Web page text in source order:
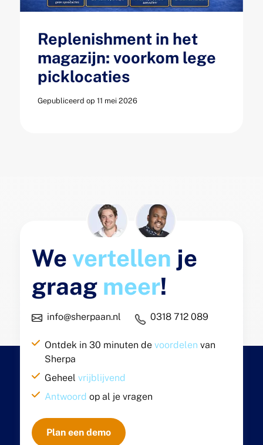
Replenishment in het
magazijn: voorkom lege
picklocaties
Gepubliceerd op 11 mei 2026
Wevertellen je
graag meer!
info@sherpaan.nl 0318 712 089
Ontdek in 30 minuten devoordelen van
Sherpa
Geheelvrijblijvend
Antwoord op al je vragen
Plan een demo